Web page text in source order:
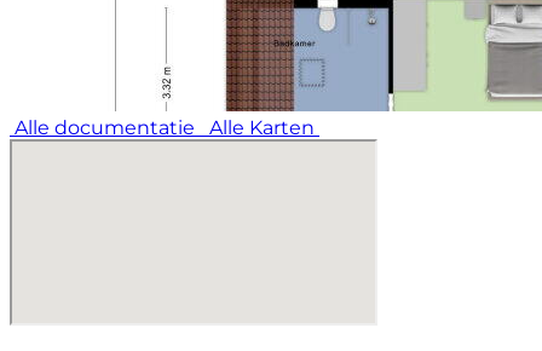
Alle documentatie Alle Karten